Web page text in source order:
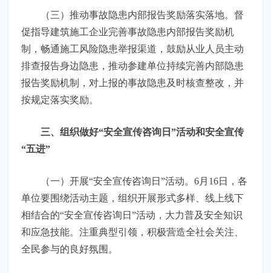
（三）推动事故隐患内部报告奖励落实落地。督
促指导建筑施工企业完善事故隐患内部报告奖励机
制，畅通施工风险隐患举报渠道，鼓励从业人员主动
排查报告身边隐患，推动参建单位持续完善内部隐患
报告奖励机制，对上报的事故隐患及时核查整改，并
按规定落实奖励。
三、组织做好“安全宣传咨询日”活动和安全宣传
“五进”
（一）开展“安全宣传咨询日”活动。6月16日，各
单位要围绕活动主题，组织开展形式多样、线上线下
相结合的“安全宣传咨询日”活动，大力普及安全知识
和应急技能。注重典型引领，积极营造全社会关注、
全民参与的良好氛围。